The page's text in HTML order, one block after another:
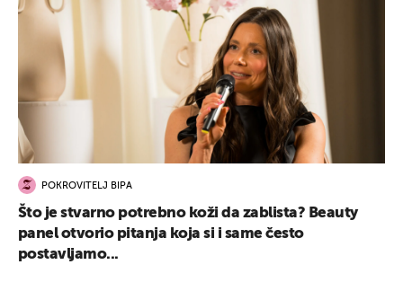
POKROVITELJ BIPA
Što je stvarno potrebno koži da zablista? Beauty
panel otvorio pitanja koja si i same često
postavljamo...